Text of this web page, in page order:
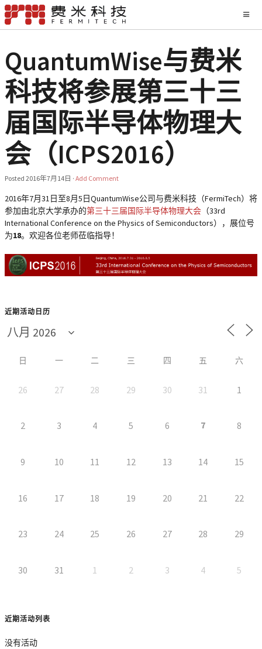
QuantumWise与费米
科技将参展第三十三
届国际半导体物理大
会（ICPS2016）
Posted 2016年7月14日 · Add Comment
2016年7月31日至8月5日QuantumWise公司与费米科技（FermiTech）将
参加由北京大学承办的第三十三届国际半导体物理大会 （33rd
International Conference on the Physics of Semiconductors），展位号
为18。欢迎各位老师莅临指导！
近期活动日历
日 一 二 三 四 五 六
26 27 28 29 30 31 1
2 3 4 5 6 7 8
9 10 11 12 13 14 15
16 17 18 19 20 21 22
23 24 25 26 27 28 29
30 31 1 2 3 4 5
近期活动列表
没有活动